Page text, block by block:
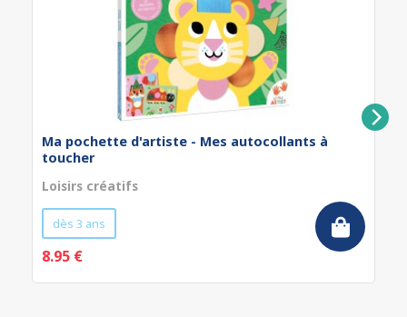
Ma pochette d'artiste - Mes autocollants à
toucher
Loisirs créatifs
dès 3 ans
8.95 €